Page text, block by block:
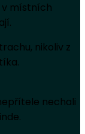
v místních
nikoliv z
nechali